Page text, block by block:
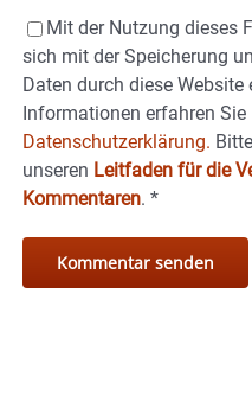
Mit der Nutzung dieses
sich mit der Speicherung
Daten durch diese Website
Informationen erfahren Sie
Datenschutzerklärung.
unseren Leitfaden für die
Kommentaren. *